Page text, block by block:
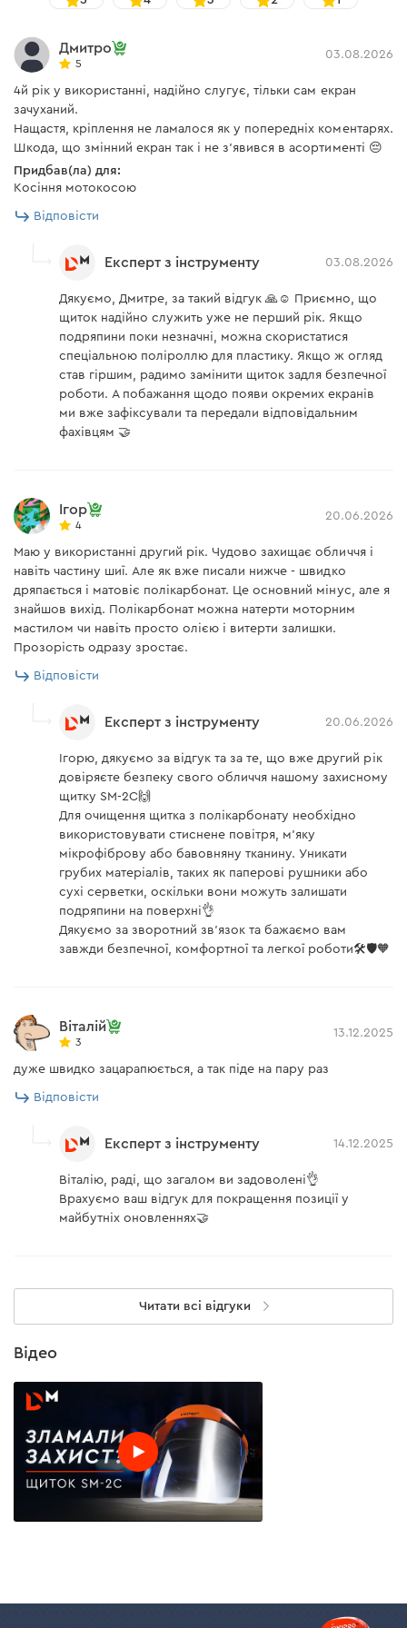
використання захисного щитка одночасно з
Декларація та сертифікат
Подивитисьдекларацію
Дмитро
5
03.08.2026
4й рік у використанні, надійно слугує, тільки сам екран
зачуханий.
Нащастя, кріплення не ламалося як у попередніх коментарях.
Шкода, що змінний екран так і не з'явився в асортименті 😔
Придбав(ла) для:
Косіння мотокосою
Відповісти
Експерт з інструменту 03.08.2026
Дякуємо, Дмитре, за такий відгук 🙏☺️ Приємно, що
щиток надійно служить уже не перший рік. Якщо
подряпини поки незначні, можна скористатися
спеціальною поліроллю для пластику. Якщо ж огляд
став гіршим, радимо замінити щиток задля безпечної
роботи. А побажання щодо появи окремих екранів
ми вже зафіксували та передали відповідальним
фахівцям 🤝
Ігор
4
20.06.2026
Маю у використанні другий рік. Чудово захищає обличчя і
навіть частину шиї. Але як вже писали нижче - швидко
дряпається і матовіє полікарбонат. Це основний мінус, але я
знайшов вихід. Полікарбонат можна натерти моторним
мастилом чи навіть просто олією і витерти залишки.
Прозорість одразу зростає.
Відповісти
Експерт з інструменту 20.06.2026
Ігорю, дякуємо за відгук та за те, що вже другий рік
довіряєте безпеку свого обличчя нашому захисному
щитку SM-2C🙌
Для очищення щитка з полікарбонату необхідно
використовувати стиснене повітря, м'яку
мікрофіброву або бавовняну тканину. Уникати
грубих матеріалів, таких як паперові рушники або
сухі серветки, оскільки вони можуть залишати
подряпини на поверхні👌
Дякуємо за зворотний зв'язок та бажаємо вам
завжди безпечної, комфортної та легкої роботи🛠️🛡️🧡
Віталій
3
13.12.2025
дуже швидко зацарапюється, а так піде на пару раз
Відповісти
Експерт з інструменту 14.12.2025
Віталію, раді, що загалом ви задоволені👌
Врахуємо ваш відгук для покращення позиції у
майбутніх оновленнях🤝
Читати всі відгуки
Відео